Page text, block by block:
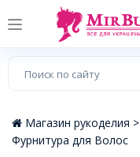
Магазин рукоделия >
Фурнитура для Волос